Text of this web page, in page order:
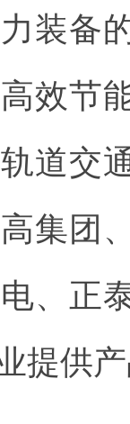
装备
效节
道交
集团
、正
提供